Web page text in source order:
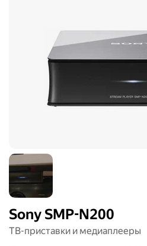
Sony SMP-N200
ТВ-приставки и медиаплееры